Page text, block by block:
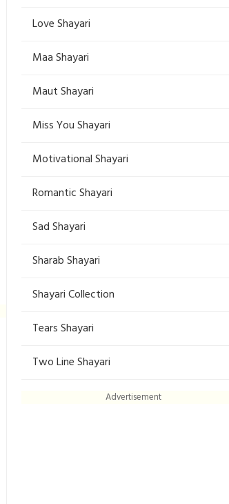
Love Shayari
Maa Shayari
Maut Shayari
Miss You Shayari
Motivational Shayari
Romantic Shayari
Sad Shayari
Sharab Shayari
Shayari Collection
Tears Shayari
Two Line Shayari
Advertisement